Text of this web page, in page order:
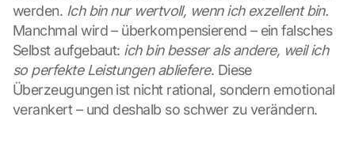
werden. Ich bin nur wertvoll, wenn ich exzellent bin.
Manchmal wird – überkompensierend – ein falsches
Selbst aufgebaut: ich bin besser als andere, weil ich
so perfekte Leistungen abliefere. Diese
Überzeugungen ist nicht rational, sondern emotional
verankert – und deshalb so schwer zu verändern.